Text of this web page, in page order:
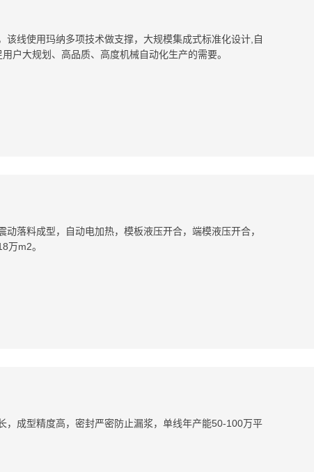
线使用玛纳多项技术做支撑，大规模集成式标准化设计,自
户大规划、高品质、高度机械自动化生产的需要。
落料成型，自动电加热，模板液压开合，端模液压开合，
万m2。
成型精度高，密封严密防止漏浆，单线年产能50-100万平